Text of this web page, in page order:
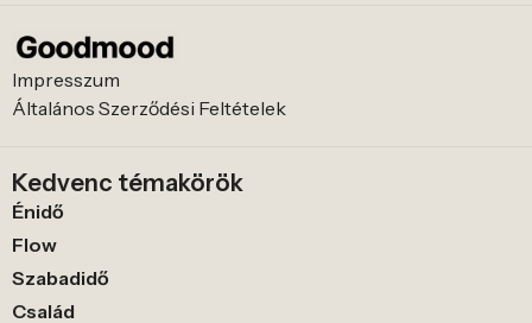
Impresszum
Általános Szerződési Feltételek
Kedvenc témakörök
Énidő
Flow
Szabadidő
Család